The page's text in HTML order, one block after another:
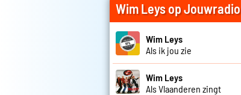
Wim Leys op Jouwradio
Wim Leys
Als ik jou zie
Wim Leys
Als Vlaanderen zingt